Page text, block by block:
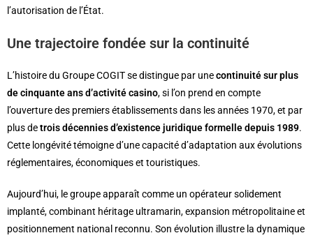
l’autorisation de l’État.
Une trajectoire fondée sur la continuité
L’histoire du Groupe COGIT se distingue par unecontinuité sur plus
de cinquante ans d’activité casino, si l’on prend en compte
l’ouverture des premiers établissements dans les années 1970, et par
plus detrois décennies d’existence juridique formelle depuis 1989.
Cette longévité témoigne d’une capacité d’adaptation aux évolutions
réglementaires, économiques et touristiques.
Aujourd’hui, le groupe apparaît comme un opérateur solidement
implanté, combinant héritage ultramarin, expansion métropolitaine et
positionnement national reconnu. Son évolution illustre la dynamique